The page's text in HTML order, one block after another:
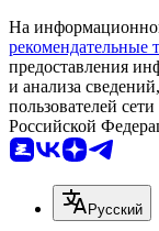
На
рекомендательные
предоставления
и анализа
пользователей
Российской
Русский